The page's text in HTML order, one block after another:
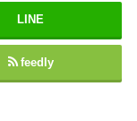
LINE
feedly